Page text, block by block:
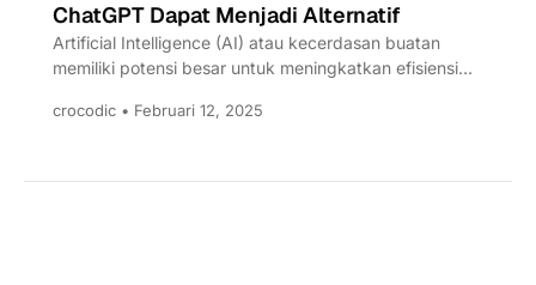
ChatGPT Dapat Menjadi Alternatif
Artificial Intelligence (AI) atau kecerdasan buatan
memiliki potensi besar untuk meningkatkan efisiensi
crocodic • Februari 12, 2025